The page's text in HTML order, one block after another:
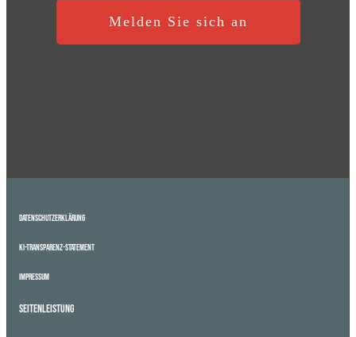
Melden Sie sich an
Datenschutzerklärung
KI-Transparenz-Statement
Impressum
Seitenleistung